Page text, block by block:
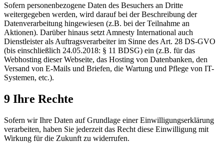
Sofern personenbezogene Daten des Besuchers an Dritte
weitergegeben werden, wird darauf bei der Beschreibung der
Datenverarbeitung hingewiesen (z.B. bei der Teilnahme an
Aktionen). Darüber hinaus setzt Amnesty International auch
Dienstleister als Auftragsverarbeiter im Sinne des Art. 28 DS-GVO
(bis einschließlich 24.05.2018: § 11 BDSG) ein (z.B. für das
Webhosting dieser Webseite, das Hosting von Datenbanken, den
Versand von E-Mails und Briefen, die Wartung und Pflege von IT-
Systemen, etc.).
9 Ihre Rechte
Sofern wir Ihre Daten auf Grundlage einer Einwilligungserklärung
verarbeiten, haben Sie jederzeit das Recht diese Einwilligung mit
Wirkung für die Zukunft zu widerrufen.